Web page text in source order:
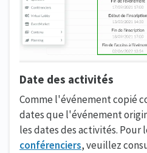
Date des activités
Comme l'événement copié
dates que l'événement
les dates des activités. Pour
conférenciers, veuillez